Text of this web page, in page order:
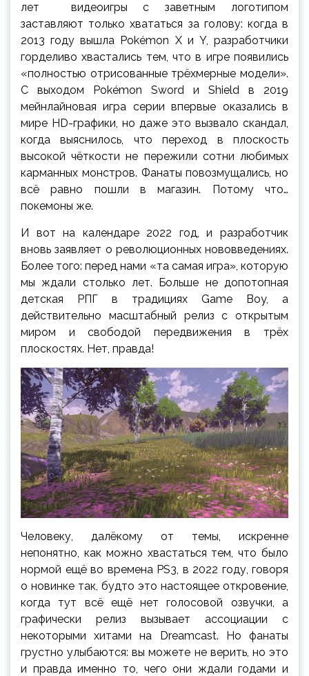
лет видеоигры с заветным логотипом
заставляют только хвататься за голову: когда в
2013 году вышла Pokémon X и Y, разработчики
горделиво хвастались тем, что в игре появились
«полностью отрисованные трёхмерные модели».
С выходом Pokémon Sword и Shield в 2019
мейнлайновая игра серии впервые оказались в
мире HD-графики, но даже это вызвало скандал,
когда выяснилось, что переход в плоскость
высокой чёткости не пережили сотни любимых
карманных монстров. Фанаты повозмущались, но
всё равно пошли в магазин. Потому что…
покемоны же.
И вот на календаре 2022 год, и разработчик
вновь заявляет о революционных нововведениях.
Более того: перед нами «та самая игра», которую
мы ждали столько лет. Больше не допотопная
детская РПГ в традициях Game Boy, а
действительно масштабный релиз с открытым
миром и свободой передвижения в трёх
плоскостях. Нет, правда!
Человеку, далёкому от темы, искренне
непонятно, как можно хвастаться тем, что было
нормой ещё во времена PS3, в 2022 году, говоря
о новинке так, будто это настоящее откровение,
когда тут всё ещё нет голосовой озвучки, а
графически релиз вызывает ассоциации с
некоторыми хитами на Dreamcast. Но фанаты
грустно улыбаются: вы можете не верить, но это
и правда именно то, чего они ждали годами и